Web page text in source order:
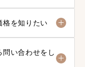
格を知りたい
い合わせをし